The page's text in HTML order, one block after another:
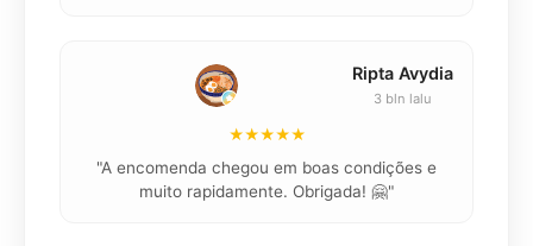
Ripta Avydia
3 bln lalu
★★★★★
"A encomenda chegou em boas condições e
muito rapidamente. Obrigada! 🤗"